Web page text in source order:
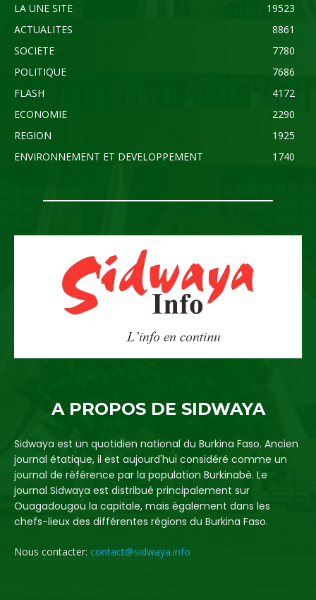
LA UNE SITE
19523
ACTUALITES
8861
SOCIETE
7780
POLITIQUE
7686
FLASH
4172
ECONOMIE
2290
REGION
1925
ENVIRONNEMENT ET DEVELOPPEMENT
1740
A PROPOS DE SIDWAYA
Sidwaya est un quotidien national du Burkina Faso. Ancien
journal étatique, il est aujourd'hui considéré comme un
journal de référence par la population Burkinabè. Le
journal Sidwaya est distribué principalement sur
Ouagadougou la capitale, mais également dans les
chefs-lieux des différentes régions du Burkina Faso.
Nous contacter: contact@sidwaya.info